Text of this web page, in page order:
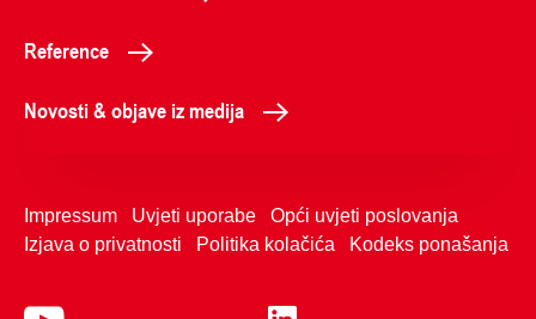
Reference
Novosti & objave iz medija
Impressum Uvjeti uporabe
Opći uvjeti poslovanja
Izjava o privatnosti
Politika kolačića Kodeks ponašanja